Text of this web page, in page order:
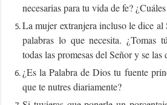
necesarias para tu vida de fe?
La mujer extranjera incluso le dice al
palabras lo que necesita. ¿Tomas
todas las promesas del Señor y se las
¿Es la Palabra de Dios tu fuente
que te nutres diariamente?